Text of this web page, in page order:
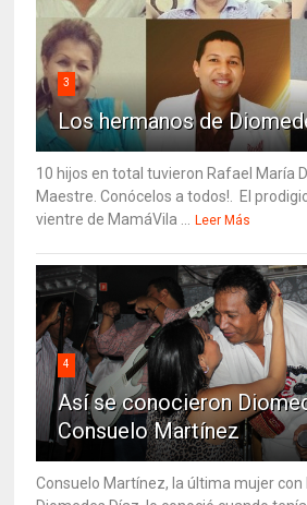
3
Los hermanos de
10 hijos en total tuvieron Rafael María
Maestre. Conócelos a todos!. El
vientre de MamáVila ...
Leer Más
4
Así se conocieron
Consuelo Martínez
Consuelo Martínez, la última mujer con